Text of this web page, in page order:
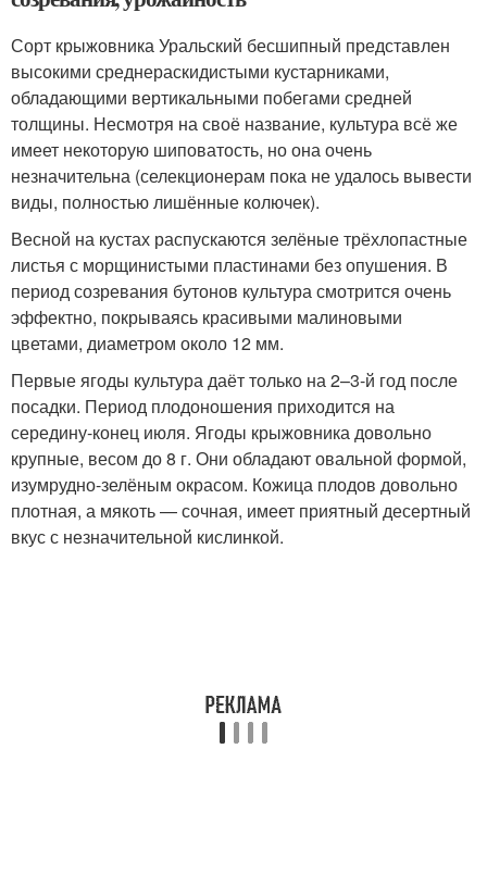
Сорт крыжовника Уральский бесшипный представлен
высокими среднераскидистыми кустарниками,
обладающими вертикальными побегами средней
толщины. Несмотря на своё название, культура всё же
имеет некоторую шиповатость, но она очень
незначительна (селекционерам пока не удалось вывести
виды, полностью лишённые колючек).
Весной на кустах распускаются зелёные трёхлопастные
листья с морщинистыми пластинами без опушения. В
период созревания бутонов культура смотрится очень
эффектно, покрываясь красивыми малиновыми
цветами, диаметром около 12 мм.
Первые ягоды культура даёт только на 2–3-й год после
посадки. Период плодоношения приходится на
середину-конец июля. Ягоды крыжовника довольно
крупные, весом до 8 г. Они обладают овальной формой,
изумрудно-зелёным окрасом. Кожица плодов довольно
плотная, а мякоть — сочная, имеет приятный десертный
вкус с незначительной кислинкой.